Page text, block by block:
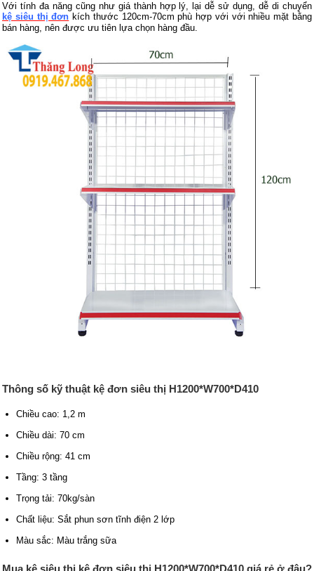
Với tính đa năng cũng như giá thành hợp lý, lại dễ sử dụng, dễ di chuyển
kệ siêu thị đơn kích thước 120cm-70cm phù hợp với với nhiều mặt bằng
bán hàng, nên được ưu tiên lựa chọn hàng đầu.
Thông số kỹ thuật kệ đơn siêu thị H1200*W700*D410
Chiều cao: 1,2 m
Chiều dài: 70 cm
Chiều rộng: 41 cm
Tầng: 3 tầng
Trọng tải: 70kg/sàn
Chất liệu: Sắt phun sơn tĩnh điện 2 lớp
Màu sắc: Màu trắng sữa
Mua kệ siêu thị kệ đơn siêu thị H1200*W700*D410 giá rẻ ở đâu?